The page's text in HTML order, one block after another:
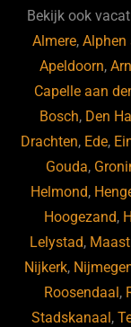
b
o
o
k
ky
Bekijk ook
Almere,Alphen
Apeldoorn,
Capelle aan
Bosch, Den
Drachten, Ede,
Gouda,
Helmond,
Hoogezand,
Lelystad,
Nijkerk,
Roosendaal ,
Stadskanaal ,